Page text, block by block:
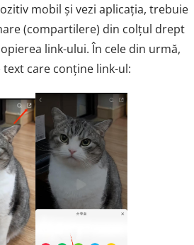
mobil și vezi aplicația, trebuie
(compartilere) din colțul drept
link-ului. În cele din urmă,
care conține link-ul: